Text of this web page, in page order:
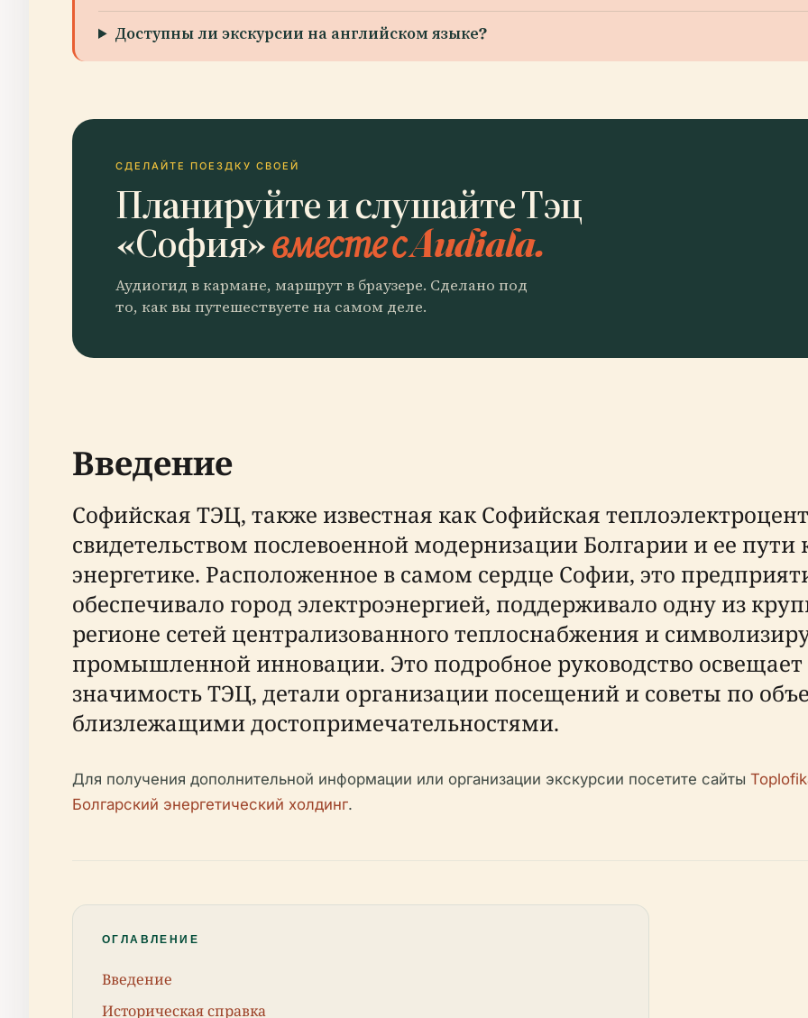
Доступны ли экскурсии на английском языке?
СДЕЛАЙТЕ ПОЕЗДКУ СВОЕЙ
Планируйте и слушайте Тэц
«София»вместе с Audiala.
Аудиогид в кармане, маршрут в браузере. Сделано под
то, как вы путешествуете на самом деле.
Введение
Софийская ТЭЦ, также известная как Софийская
свидетельством послевоенной модернизации Болгарии и ее пути
энергетике. Расположенное в самом сердце Софии, это
обеспечивало город электроэнергией, поддерживало одну из
регионе сетей централизованного теплоснабжения и
промышленной инновации. Это подробное руководство
значимость ТЭЦ, детали организации посещений и советы по
близлежащими достопримечательностями.
Для получения дополнительной информации или организации экскурсии посетите сайты
Болгарский энергетический холдинг.
ОГЛАВЛЕНИЕ
Введение
Историческая справка